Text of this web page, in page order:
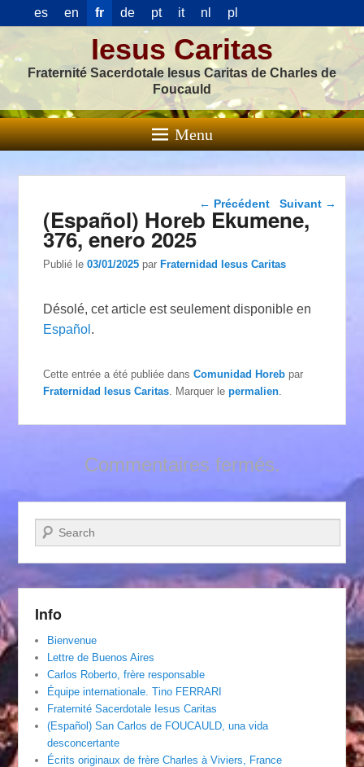
es en fr de pt it nl pl
Iesus Caritas
Fraternité Sacerdotale Iesus Caritas de Charles de
Foucauld
Menu
Navigation dans les
articles
← Précédent Suivant →
(Español) Horeb Ekumene,
376, enero 2025
Publié le03/01/2025 parFraternidad Iesus Caritas
Désolé, cet article est seulement disponible en
Español .
Cette entrée a été publiée dansComunidad Horeb par
Fraternidad Iesus Caritas . Marquer lepermalien
Commentaires fermés.
Recherche
Info
Bienvenue
Lettre de Buenos Aires
Carlos Roberto, frère responsable
Équipe internationale. Tino FERRARI
Fraternité Sacerdotale Iesus Caritas
(Español) San Carlos de FOUCAULD, una vida
desconcertante
Écrits originaux de frère Charles à Viviers, France